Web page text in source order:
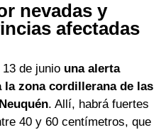
nevadas y
afectadas
de junio una alerta
zona cordillerana de las
. Allí, habrá fuertes
40 y 60 centímetros, que